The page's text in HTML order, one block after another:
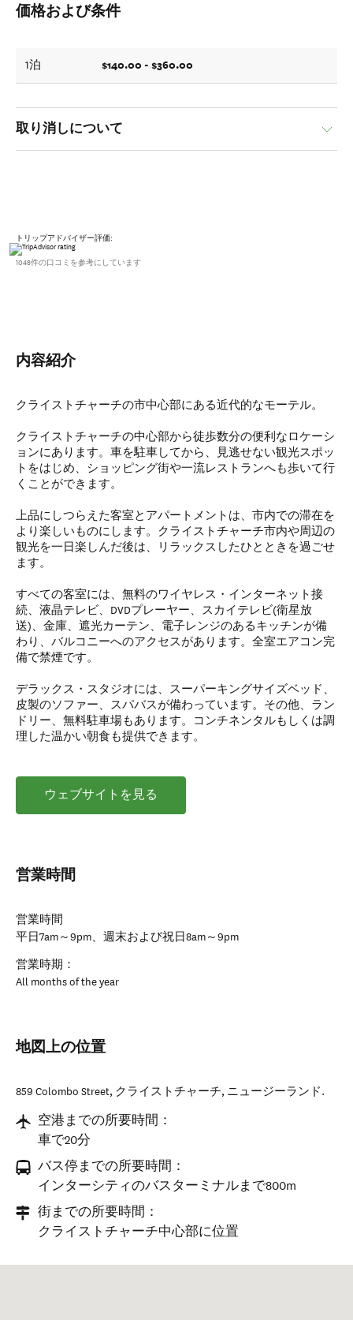
価格および条件
1泊 $140.00 - $360.00
取り消しについて
トリップアドバイザー評価:
1048件の口コミを参考にしています
内容紹介
クライストチャーチの市中心部にある近代的なモーテル。
クライストチャーチの中心部から徒歩数分の便利なロケーシ
ョンにあります。車を駐車してから、見逃せない観光スポッ
トをはじめ、ショッピング街や一流レストランへも歩いて行
くことができます。
上品にしつらえた客室とアパートメントは、市内での滞在を
より楽しいものにします。クライストチャーチ市内や周辺の
観光を一日楽しんだ後は、リラックスしたひとときを過ごせ
ます。
すべての客室には、無料のワイヤレス・インターネット接
続、液晶テレビ、DVDプレーヤー、スカイテレビ(衛星放
送)、金庫、遮光カーテン、電子レンジのあるキッチンが備
わり、バルコニーへのアクセスがあります。全室エアコン完
備で禁煙です。
デラックス・スタジオには、スーパーキングサイズベッド、
皮製のソファー、スパバスが備わっています。その他、ラン
ドリー、無料駐車場もあります。コンチネンタルもしくは調
理した温かい朝食も提供できます。
ウェブサイトを見る
営業時間
営業時間
平日7am～9pm、週末および祝日8am～9pm
営業時期：
All months of the year
地図上の位置
859 Colombo Street, クライストチャーチ, ニュージーランド.
空港までの所要時間：
車で20分
バス停までの所要時間：
インターシティのバスターミナルまで800m
街までの所要時間：
クライストチャーチ中心部に位置